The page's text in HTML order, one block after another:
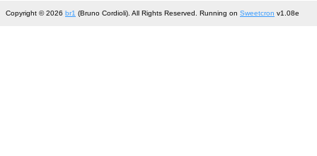
Copyright © 2026 br1 (Bruno Cordioli). All Rights Reserved. Running on Sweetcron v1.08e